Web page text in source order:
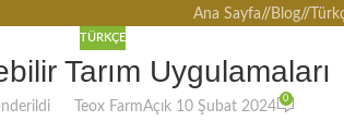
Ana Sayfa/ Blog/
TÜRKÇE
Tarım Uygulamaları
Teox FarmAçık 10 Şubat 2024
0